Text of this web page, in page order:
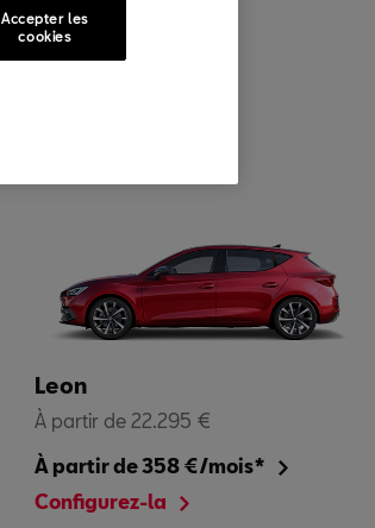
Leon
À partir de 22.295 €
À partir de 358 €/mois*
Configurez-la
Accepter les
cookies